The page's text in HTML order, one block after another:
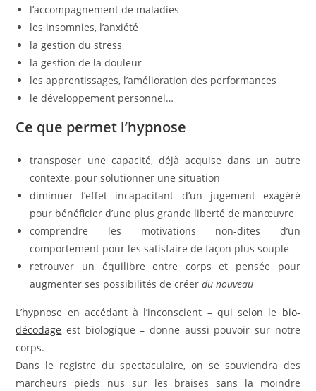
l’accompagnement de maladies
les insomnies, l’anxiété
la gestion du stress
la gestion de la douleur
les apprentissages, l’amélioration des performances
le développement personnel…
Ce que permet l’hypnose
transposer une capacité, déjà acquise dans un autre
contexte, pour solutionner une situation
diminuer l’effet incapacitant d’un jugement exagéré
pour bénéficier d’une plus grande liberté de manœuvre
comprendre les motivations non-dites d’un
comportement pour les satisfaire de façon plus souple
retrouver un équilibre entre corps et pensée pour
augmenter ses possibilités de créerdu nouveau
L’hypnose en accédant à l’inconscient – qui selon le bio-
décodage est biologique – donne aussi pouvoir sur notre
corps.
Dans le registre du spectaculaire, on se souviendra des
marcheurs pieds nus sur les braises sans la moindre